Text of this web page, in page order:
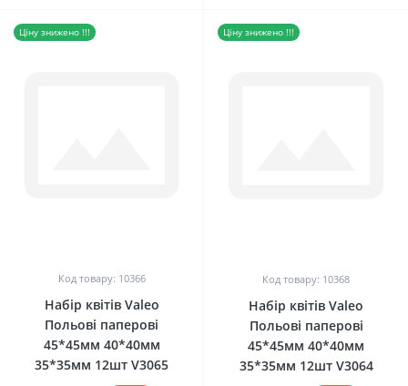
Ціну знижено !!!
Код товару: 10366
Набір квітів Valeo
Польові паперові
45*45мм 40*40мм
35*35мм 12шт V3065
Ціну знижено !!!
Код товару: 10368
Набір квітів Valeo
Польові паперові
45*45мм 40*40мм
35*35мм 12шт V3064